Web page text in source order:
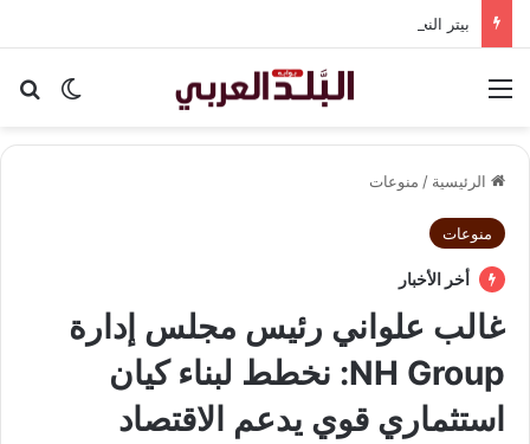
الوضع
الرئيسية / منوعات
منوعات
أخر الأخبار
غالب علواني رئيس مجلس إدارة
NH Group: نخطط لبناء كيان
استثماري قوي يدعم الاقتصاد